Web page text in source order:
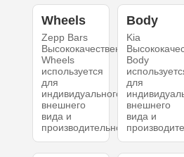
Wheels
Zepp Bars
Высококачественный
Wheels
используется
для
индивидуального
внешнего
вида и
производительности.
Body
Kia
Body
для
внешнего
вида и